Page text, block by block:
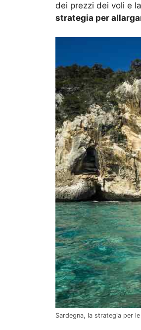
dei prezzi dei voli e
strategia per
Sardegna, la strategia per